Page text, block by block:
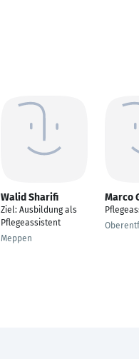
Walid Sharifi
Ziel: Ausbildung als
Pflegeassistent
Meppen
Marco